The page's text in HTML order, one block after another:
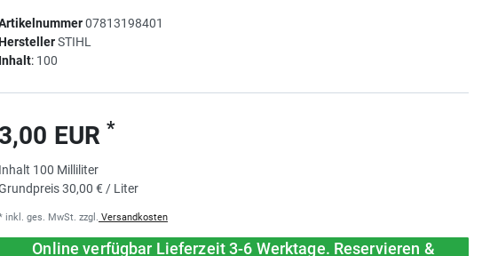
07813198401
STIHL
Inhalt: 100
3,00 EUR*
Inhalt 100 Milliliter
30,00 € / Liter
inkl. ges. MwSt. zzgl. Versandkosten
Online verfügbar Lieferzeit 3-6 Werktage. Reservieren &